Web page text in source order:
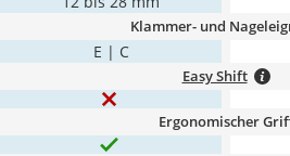
Klammer- und
E | C
Easy Shift
Ergonomischer